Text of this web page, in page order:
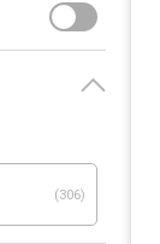
(306)